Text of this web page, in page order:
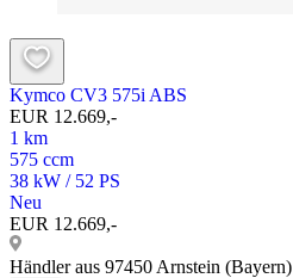
Kymco CV3 575i ABS
EUR 12.669,-
1 km
575 ccm
38 kW / 52 PS
Neu
EUR 12.669,-
Händler aus 97450 Arnstein (Bayern)